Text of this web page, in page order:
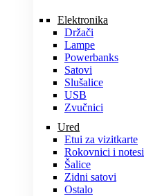
Elektronika
Držači
Lampe
Powerbanks
Satovi
Slušalice
USB
Zvučnici
Ured
Etui za vizitkarte
Rokovnici i notesi
Šalice
Zidni satovi
Ostalo